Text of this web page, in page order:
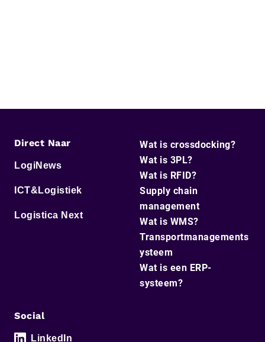
Direct Naar
LogiNews
ICT&Logistiek
Logistica Next
Wat is crossdocking?
Wat is 3PL?
Wat is RFID?
Supply chain
management
Wat is WMS?
Transportmanagements
ysteem
Wat is een ERP-
systeem?
Social
LinkedIn